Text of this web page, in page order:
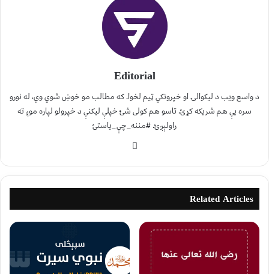
Editorial
د واسع ویب د لیکوالۍ او خپرونکي ټیم لخوا. که مطالب مو خوښ شوي وي، له نورو
سره یې هم شریکه کړئ. تاسو هم کولی شئ خپلې لیکنې د خپرولو لپاره موږ ته
راولېږئ. #مننه_چې_یاستئ
Related Articles